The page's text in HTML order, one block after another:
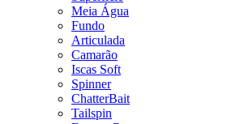
Meia Água
Fundo
Articulada
Camarão
Iscas Soft
Spinner
ChatterBait
Tailspin